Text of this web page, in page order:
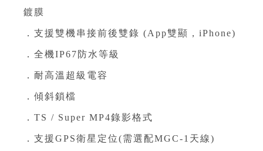
鍍膜⁣
．支援雙機串接前後雙錄 (App雙顯，iPhone)⁣
．全機IP67防水等級⁣
．耐高溫超級電容⁣
．傾斜鎖檔⁣
．TS / Super MP4錄影格式⁣
．支援GPS衛星定位(需選配MGC-1天線)⁣